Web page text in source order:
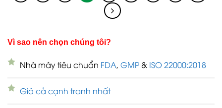
Vì sao nên chọn chúng tôi?
Nhà máy tiêu chuẩn FDA, GMP & ISO 22000:2018
Giá cả cạnh tranh nhất